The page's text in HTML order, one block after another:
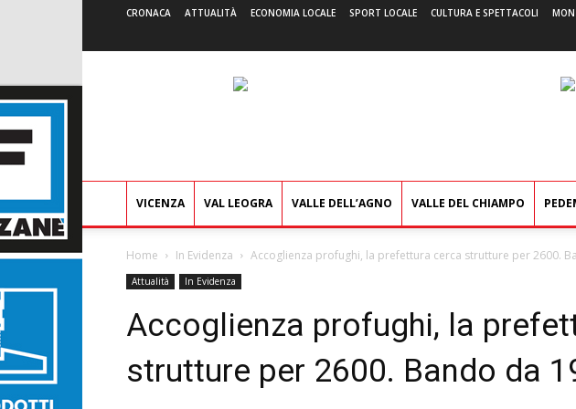
CRONACA ATTUALITÀ ECONOMIA LOCALE SPORT LOCALE CULTURA E SPETTACOLI
VICENZA VAL LEOGRA VALLE DELL’AGNO VALLE DEL CHIAMPO
Home In Evidenza Accoglienza profughi, la prefettura cerca strutture per 2600.
Attualità In Evidenza
Accoglienza profughi, la
strutture per 2600. Bando da